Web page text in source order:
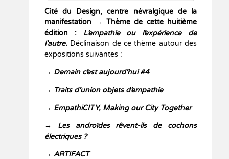
Cité du Design, centre névralgique de la
manifestation → Thème de cette huitième
édition : L’empathie ou l’expérience de
l’autre. Déclinaison de ce thème autour des
expositions suivantes :
→ Demain c’est aujourd’hui #4
→ Traits d’union objets d’empathie
→ EmpathiCITY, Making our City Together
→ Les androïdes rêvent-ils de cochons
électriques ?
→ ARTIFACT